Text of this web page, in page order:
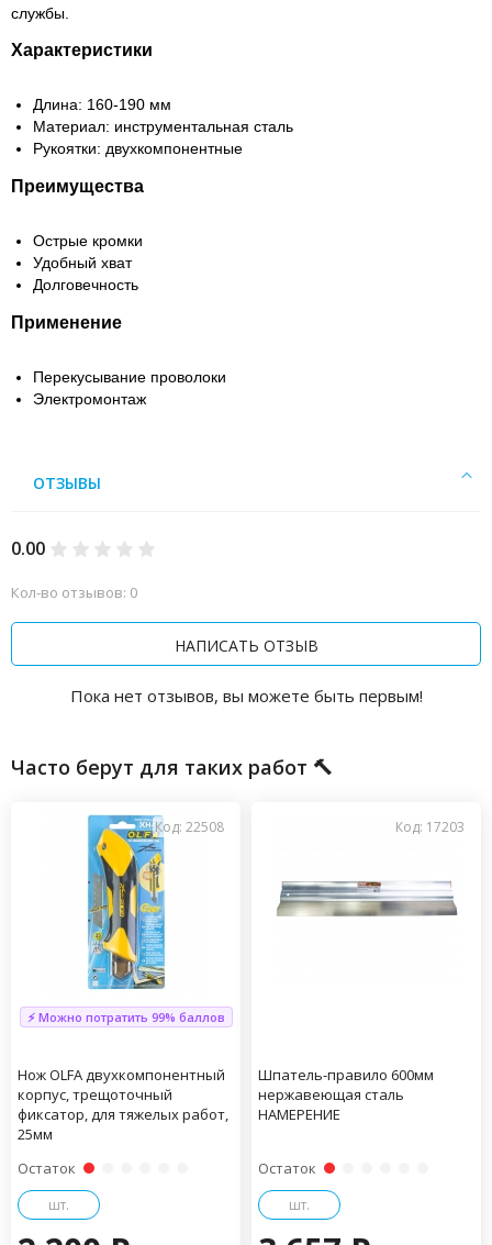
службы.
Характеристики
Длина: 160-190 мм
Материал: инструментальная сталь
Рукоятки: двухкомпонентные
Преимущества
Острые кромки
Удобный хват
Долговечность
Применение
Перекусывание проволоки
Электромонтаж
ОТЗЫВЫ
0.00
Кол-во отзывов: 0
НАПИСАТЬ ОТЗЫВ
Пока нет отзывов, вы можете быть первым!
Часто берут для таких работ 🔨
Код: 22508
⚡ Можно потратить 99% баллов
Нож OLFA двухкомпонентный
корпус, трещоточный
фиксатор, для тяжелых работ,
25мм
Остаток
шт.
Код: 17203
Шпатель-правило 600мм
нержавеющая сталь
НАМЕРЕНИЕ
Остаток
шт.